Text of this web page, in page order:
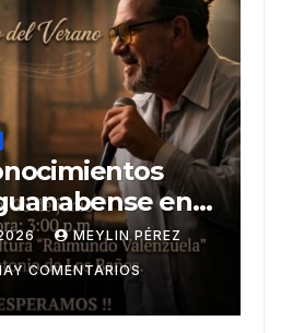
en
MEYLIN PÉREZ
COMENTARIOS